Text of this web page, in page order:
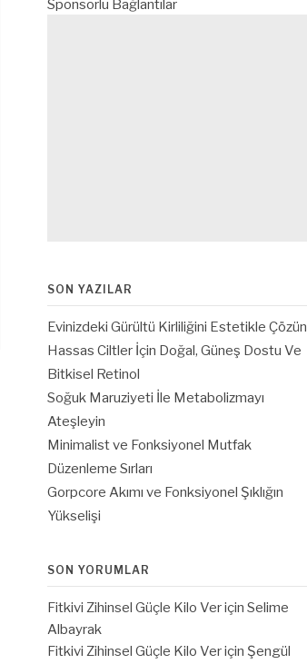
Sponsorlu Bağlantılar
SON YAZILAR
Evinizdeki Gürültü Kirliliğini Estetikle Çözün
Hassas Ciltler İçin Doğal, Güneş Dostu Ve
Bitkisel Retinol
Soğuk Maruziyeti İle Metabolizmayı
Ateşleyin
Minimalist ve Fonksiyonel Mutfak
Düzenleme Sırları
Gorpcore Akımı ve Fonksiyonel Şıklığın
Yükselişi
SON YORUMLAR
Fitkivi Zihinsel Güçle Kilo Veriçin Selime
Albayrak
Fitkivi Zihinsel Güçle Kilo Veriçin Şengül